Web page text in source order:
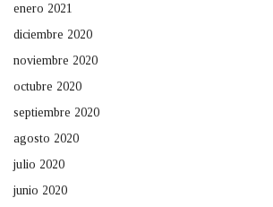
enero 2021
diciembre 2020
noviembre 2020
octubre 2020
septiembre 2020
agosto 2020
julio 2020
junio 2020